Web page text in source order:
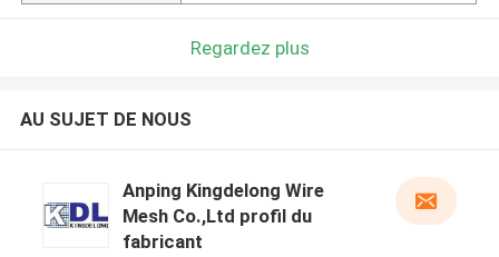
Regardez plus
AU SUJET DE NOUS
Anping Kingdelong Wire
Mesh Co.,Ltd profil du
fabricant